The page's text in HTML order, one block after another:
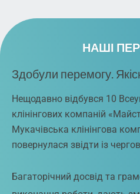
НАШІ
Здобули перемогу.
Нещодавно відбувся 10
клінінгових компаній
Мукачівська клінінгова
повернулася звідти із
Багаторічний досвід та